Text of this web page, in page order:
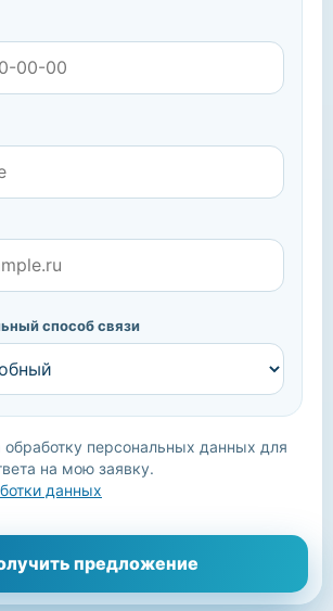
способ связи
обработку персональных данных для
на мою заявку.
данных
предложение
свяжемся с вами.